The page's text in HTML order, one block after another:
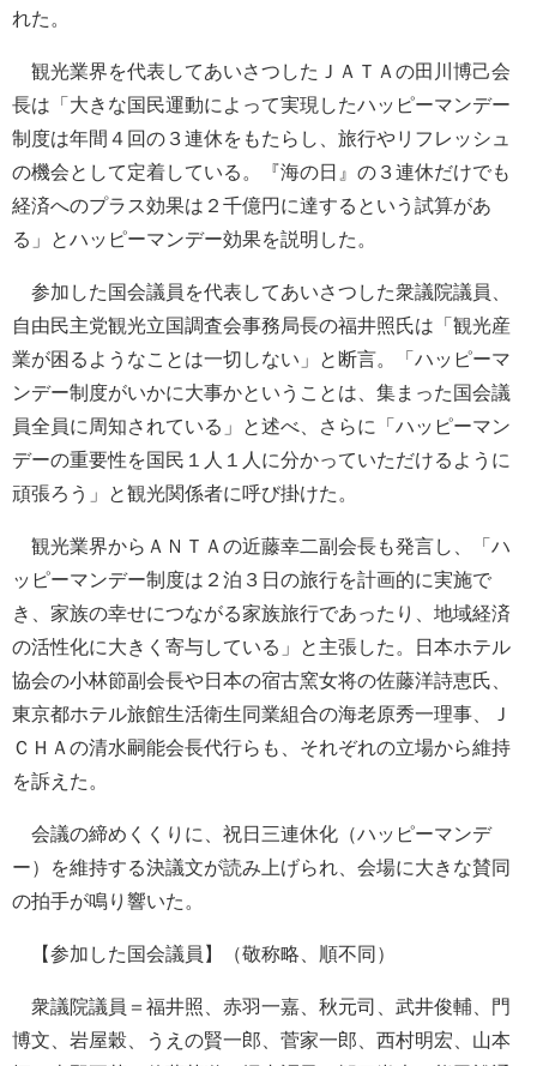
れた。
観光業界を代表してあいさつしたＪＡＴＡの田川博己会
長は「大きな国民運動によって実現したハッピーマンデー
制度は年間４回の３連休をもたらし、旅行やリフレッシュ
の機会として定着している。『海の日』の３連休だけでも
経済へのプラス効果は２千億円に達するという試算があ
る」とハッピーマンデー効果を説明した。
参加した国会議員を代表してあいさつした衆議院議員、
自由民主党観光立国調査会事務局長の福井照氏は「観光産
業が困るようなことは一切しない」と断言。「ハッピーマ
ンデー制度がいかに大事かということは、集まった国会議
員全員に周知されている」と述べ、さらに「ハッピーマン
デーの重要性を国民１人１人に分かっていただけるように
頑張ろう」と観光関係者に呼び掛けた。
観光業界からＡＮＴＡの近藤幸二副会長も発言し、「ハ
ッピーマンデー制度は２泊３日の旅行を計画的に実施で
き、家族の幸せにつながる家族旅行であったり、地域経済
の活性化に大きく寄与している」と主張した。日本ホテル
協会の小林節副会長や日本の宿古窯女将の佐藤洋詩恵氏、
東京都ホテル旅館生活衛生同業組合の海老原秀一理事、Ｊ
ＣＨＡの清水嗣能会長代行らも、それぞれの立場から維持
を訴えた。
会議の締めくくりに、祝日三連休化（ハッピーマンデ
ー）を維持する決議文が読み上げられ、会場に大きな賛同
の拍手が鳴り響いた。
【参加した国会議員】（敬称略、順不同）
衆議院議員＝福井照、赤羽一嘉、秋元司、武井俊輔、門
博文、岩屋穀、うえの賢一郎、菅家一郎、西村明宏、山本